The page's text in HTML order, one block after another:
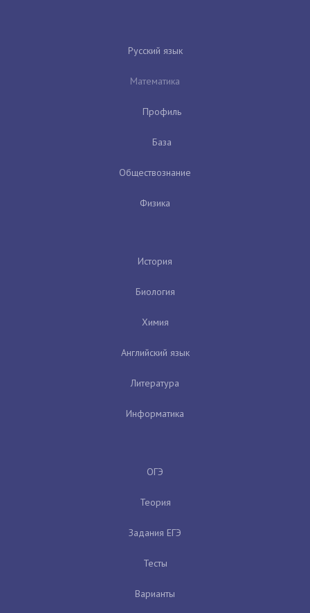
Русский язык
Математика
Профиль
База
Обществознание
Физика
История
Биология
Химия
Английский язык
Литература
Информатика
ОГЭ
Теория
Задания ЕГЭ
Тесты
Варианты